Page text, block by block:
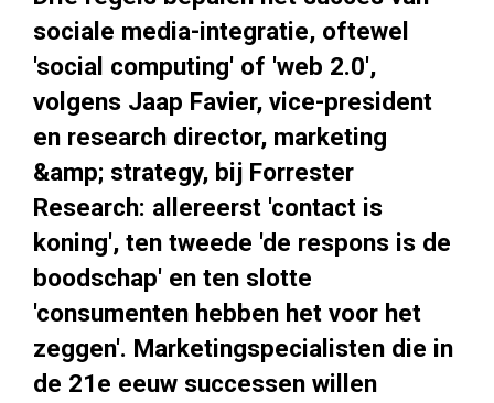
sociale media-integratie, oftewel
'social computing' of 'web 2.0',
volgens Jaap Favier, vice-president
en research director, marketing
&amp; strategy, bij Forrester
Research: allereerst 'contact is
koning', ten tweede 'de respons is de
boodschap' en ten slotte
'consumenten hebben het voor het
zeggen'. Marketingspecialisten die in
de 21e eeuw successen willen